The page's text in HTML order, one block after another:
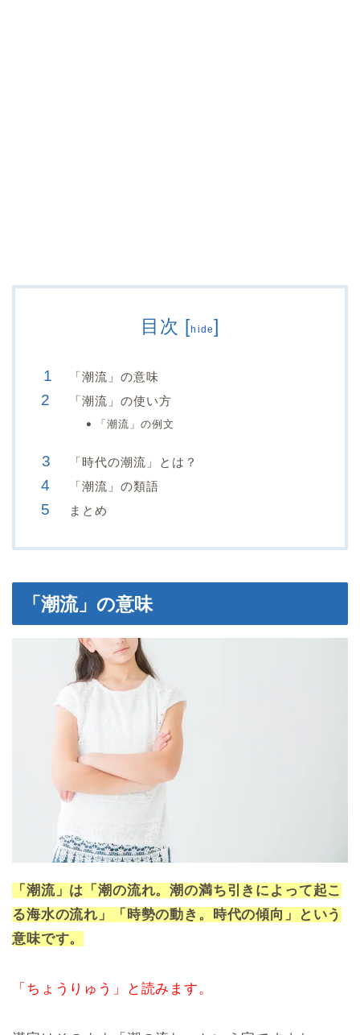
目次 [hide]
「潮流」の意味
「潮流」の使い方
「潮流」の例文
「時代の潮流」とは？
「潮流」の類語
まとめ
「潮流」の意味
「潮流」は「潮の流れ。潮の満ち引きによって起こ
る海水の流れ」「時勢の動き。時代の傾向」という
意味です。
「ちょうりゅう」と読みます。